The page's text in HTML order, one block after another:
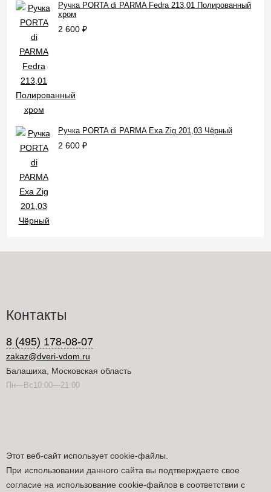
Ручка PORTA di PARMA Fedra 213,01 Полированный
хром
2 600 ₽
Ручка PORTA di PARMA Exa Zig 201,03 Чёрный
2 600 ₽
Контакты
8 (495) 178-08-07
zakaz@dveri-vdom.ru
Балашиха, Московская область
Пн—Вс10:00—21:00
Этот веб-сайт использует cookie-файлы.
При использовании данного сайта вы подтверждаете свое
согласие на использование cookie-файлов в соответствии с